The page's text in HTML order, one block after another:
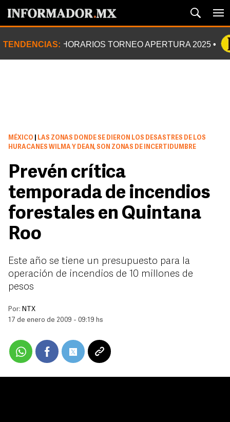
TENDENCIAS: HORARIOS TORNEO APERTURA 2025
MÉXICO
LAS ZONAS DONDE SE DIERON LOS DESASTRES DE LOS
HURACANES WILMA Y DEAN, SON ZONAS DE INCERTIDUMBRE
Prevén crítica
temporada de incendios
forestales en Quintana
Roo
Este año se tiene un presupuesto para la
operación de incendios de 10 millones de
pesos
Por: NTX
17 de enero de 2009 - 09:19 hs